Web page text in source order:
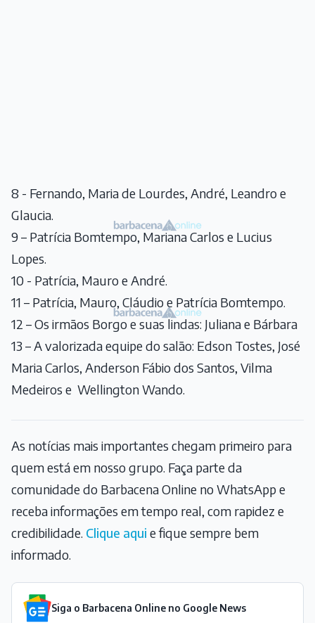
8 - Fernando, Maria de Lourdes, André, Leandro e
Glaucia.
9 – Patrícia Bomtempo, Mariana Carlos e Lucius
Lopes.
10 - Patrícia, Mauro e André.
11 – Patrícia, Mauro, Cláudio e Patrícia Bomtempo.
12 – Os irmãos Borgo e suas lindas: Juliana e Bárbara
13 – A valorizada equipe do salão: Edson Tostes, José
Maria Carlos, Anderson Fábio dos Santos, Vilma
Medeiros e Wellington Wando.
As notícias mais importantes chegam primeiro para
quem está em nosso grupo. Faça parte da
comunidade do Barbacena Online no WhatsApp e
receba informações em tempo real, com rapidez e
credibilidade. Clique aqui e fique sempre bem
informado.
Siga o Barbacena Online no Google News